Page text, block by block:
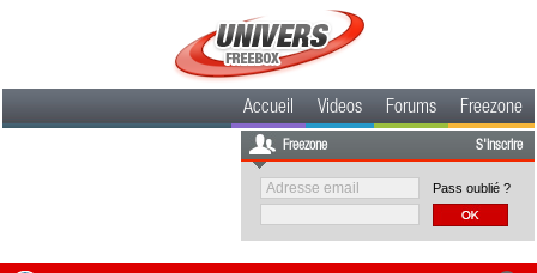
Accueil Videos Forums Freezone
Freezone S'inscrire
Pass oublié ?